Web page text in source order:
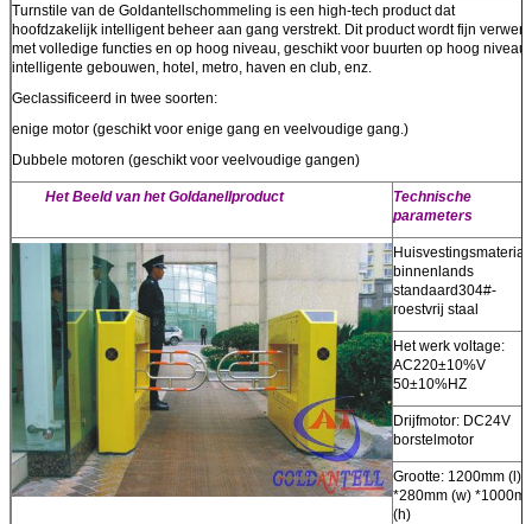
Turnstile van de Goldantellschommeling is een high-tech product dat
hoofdzakelijk intelligent beheer aan gang verstrekt. Dit product wordt fijn
met volledige functies en op hoog niveau, geschikt voor buurten op hoog niveau,
intelligente gebouwen, hotel, metro, haven en club, enz.
Geclassificeerd in twee soorten:
enige motor (geschikt voor enige gang en veelvoudige gang.)
Dubbele motoren (geschikt voor veelvoudige gangen)
Het Beeld van het Goldanellproduct
Technische
parameters
binnenlands
standaard304#-
roestvrij staal
Het werk voltage:
AC220±10%V
50±10%HZ
Drijfmotor: DC24V
borstelmotor
Grootte: 1200mm (l)
*280mm (w)
(h)